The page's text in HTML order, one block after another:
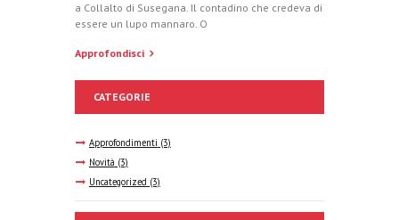
a Collalto di Susegana. Il contadino che credeva di
essere un lupo mannaro. O
Approfondisci
CATEGORIE
Approfondimenti (3)
Novità (3)
Uncategorized (3)